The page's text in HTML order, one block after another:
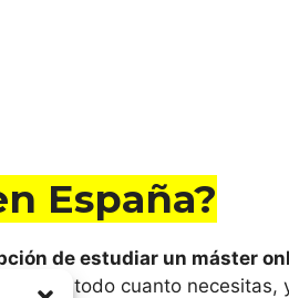
España?
de estudiar un máster
todo cuanto necesitas,